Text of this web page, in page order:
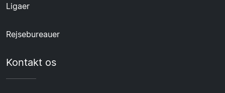
Ligaer
Rejsebureauer
Kontakt os